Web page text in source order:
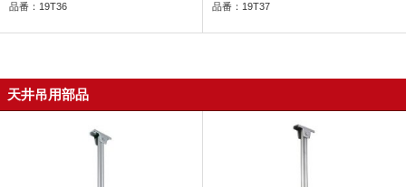
品番：19T36 品番：19T37
天井吊用部品